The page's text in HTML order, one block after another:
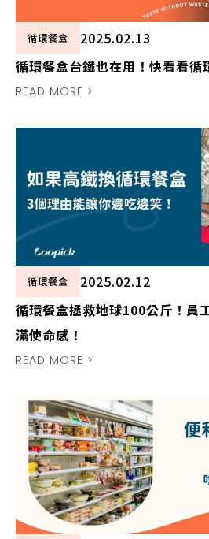
循環餐盒
2025.02.13
循環餐盒台鐵也在用！快看看循
READ MORE >
循環餐盒
2025.02.12
循環餐盒拯救地球100公斤！員
滿使命感！
READ MORE >